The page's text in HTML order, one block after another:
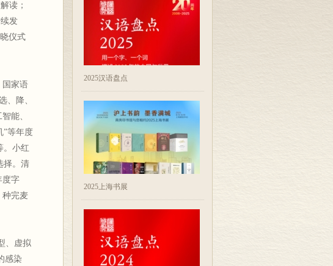
读；
发
仪式
国家语
、降、
能、
”等年度
。小红
择。清
度字
种完麦
、虚拟
感染
2025汉语盘点
2025上海书展